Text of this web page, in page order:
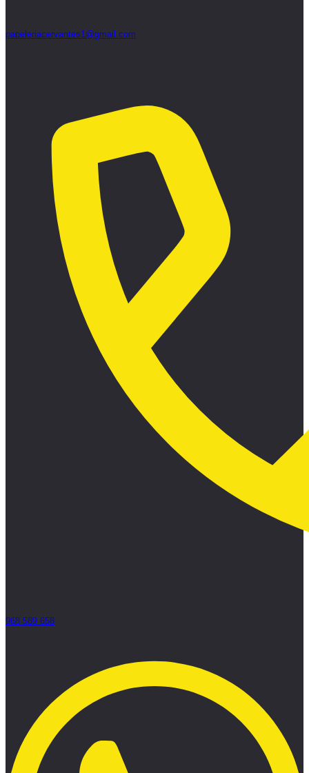
papeleriacervantes1@gmail.com
968 589 658